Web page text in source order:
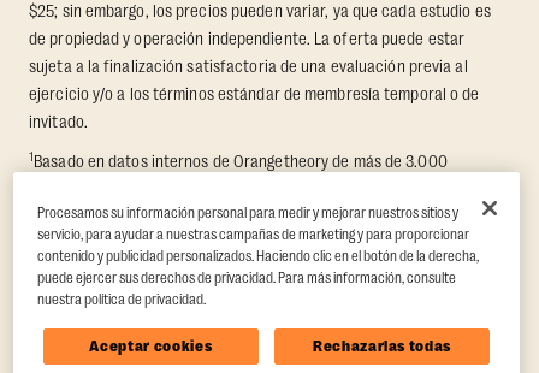
$25; sin embargo, los precios pueden variar, ya que cada estudio es
de propiedad y operación independiente. La oferta puede estar
sujeta a la finalización satisfactoria de una evaluación previa al
ejercicio y/o a los términos estándar de membresía temporal o de
invitado.
1Basado en datos internos de Orangetheory de más de 3.000
semanas, en el que se midieron la pérdida promedio de grasa y el
aumento de masa muscular magra. Respaldado por hallazgos de
terceros en Quindry et al., 2021: “Physiologic and Psychologic
Responses to a High Intensity Functional Training Program.”
Exercise Physiology Online, 24(2), 79–91.
Procesamos su información personal para medir y mejorar nuestros sitios y
servicio, para ayudar a nuestras campañas de marketing y para proporcionar
contenido y publicidad personalizados. Haciendo clic en el botón de la derecha,
puede ejercer sus derechos de privacidad. Para más información, consulte
nuestra política de privacidad.
Aceptar cookies Rechazarlas todas